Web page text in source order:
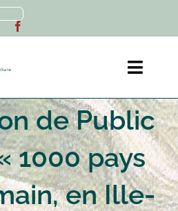
de Public
1000 pays
en Ille-